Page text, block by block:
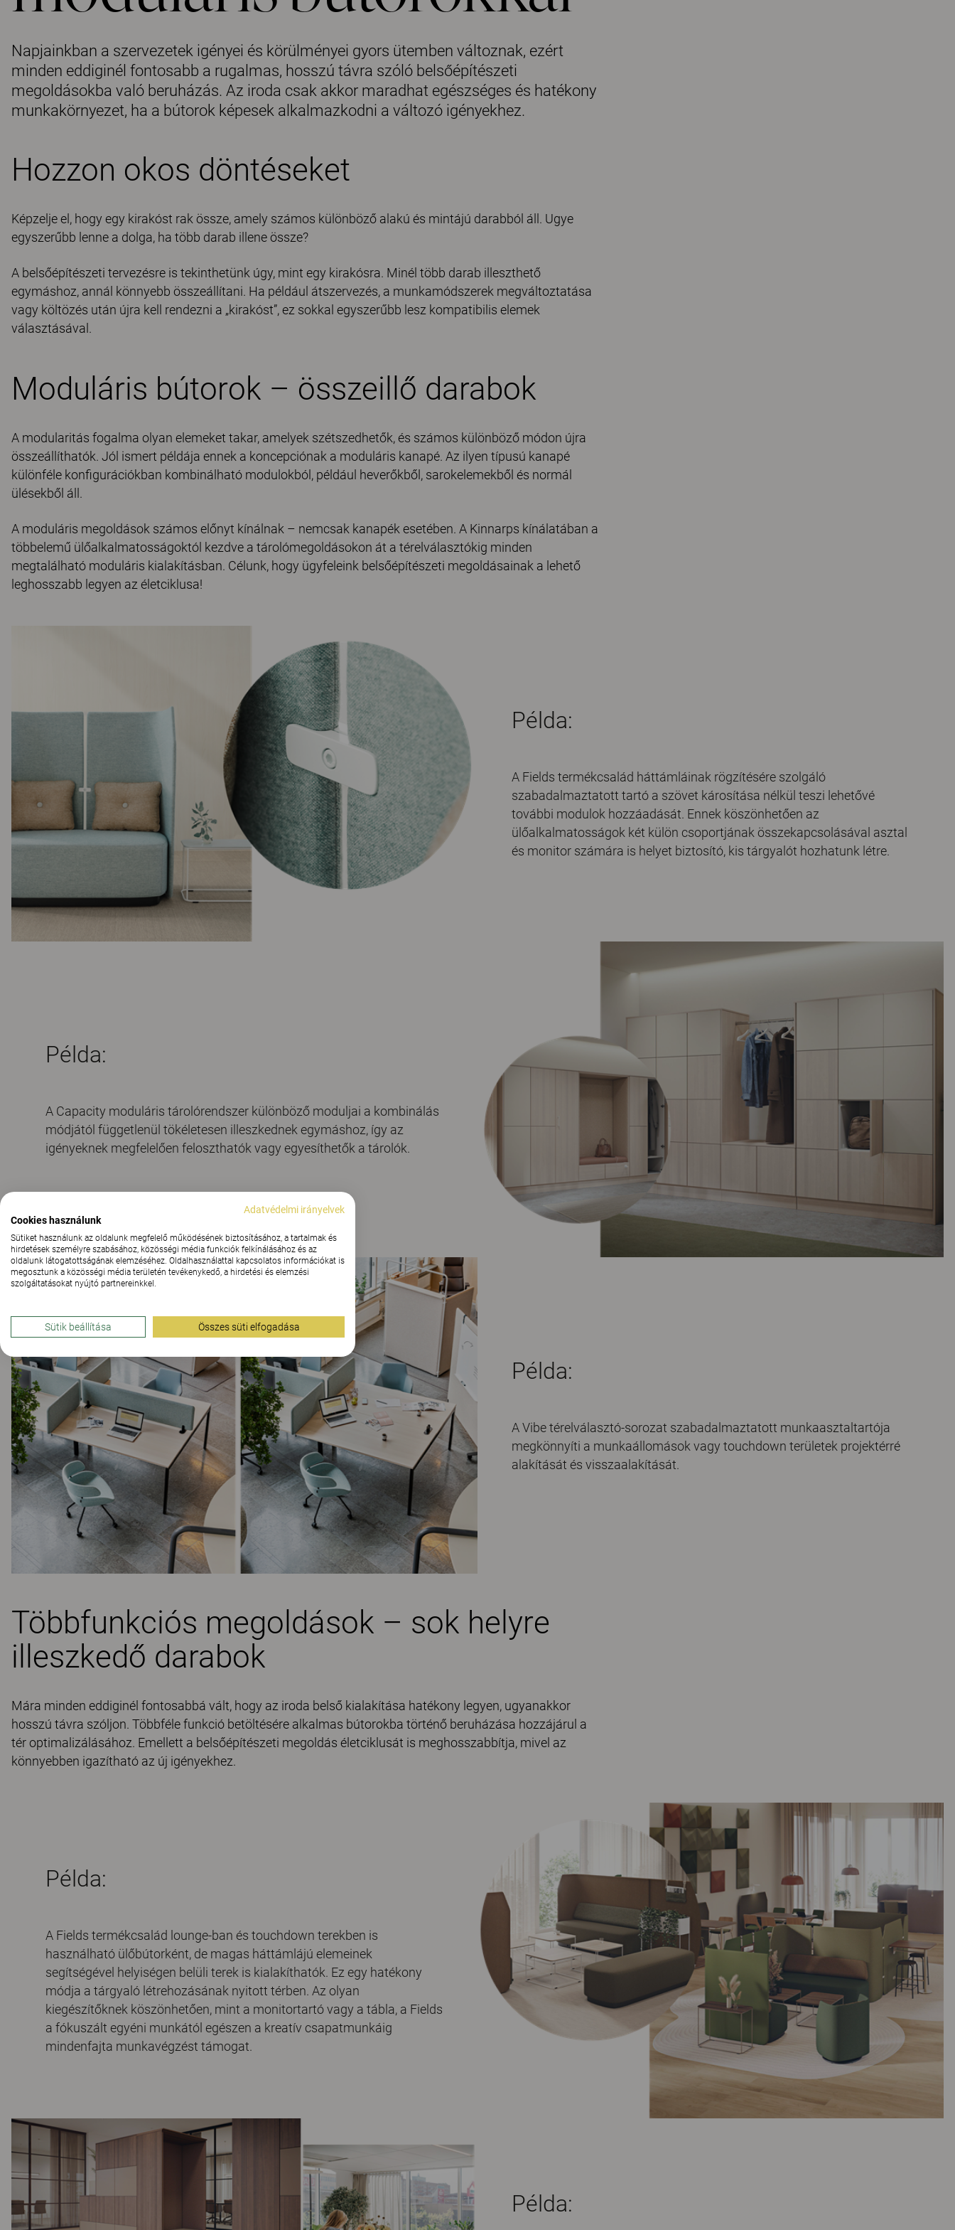
Napjainkban a szervezetek igényei és körülményei gyors ütemben változnak, ezért
minden eddiginél fontosabb a rugalmas, hosszú távra szóló belsőépítészeti
megoldásokba való beruházás. Az iroda csak akkor maradhat egészséges és hatékony
munkakörnyezet, ha a bútorok képesek alkalmazkodni a változó igényekhez.
Hozzon okos döntéseket
Képzelje el, hogy egy kirakóst rak össze, amely számos különböző alakú és mintájú darabból áll. Ugye
egyszerűbb lenne a dolga, ha több darab illene össze?
A belsőépítészeti tervezésre is tekinthetünk úgy, mint egy kirakósra. Minél több darab illeszthető
egymáshoz, annál könnyebb összeállítani. Ha például átszervezés, a munkamódszerek megváltoztatása
vagy költözés után újra kell rendezni a „kirakóst”, ez sokkal egyszerűbb lesz kompatibilis elemek
választásával.
Moduláris bútorok – összeillő darabok
A modularitás fogalma olyan elemeket takar, amelyek szétszedhetők, és számos különböző módon újra
összeállíthatók. Jól ismert példája ennek a koncepciónak a moduláris kanapé. Az ilyen típusú kanapé
különféle konfigurációkban kombinálható modulokból, például heverőkből, sarokelemekből és normál
ülésekből áll.
A moduláris megoldások számos előnyt kínálnak – nemcsak kanapék esetében. A Kinnarps kínálatában a
többelemű ülőalkalmatosságoktól kezdve a tárolómegoldásokon át a térelválasztókig minden
megtalálható moduláris kialakításban. Célunk, hogy ügyfeleink belsőépítészeti megoldásainak a lehető
leghosszabb legyen az életciklusa!
Példa:
A Fields termékcsalád háttámláinak rögzítésére szolgáló
szabadalmaztatott tartó a szövet károsítása nélkül teszi lehetővé
további modulok hozzáadását. Ennek köszönhetően az
ülőalkalmatosságok két külön csoportjának összekapcsolásával asztal
és monitor számára is helyet biztosító, kis tárgyalót hozhatunk létre.
Példa:
A Capacity moduláris tárolórendszer különböző moduljai a kombinálás
módjától függetlenül tökéletesen illeszkednek egymáshoz, így az
igényeknek megfelelően feloszthatók vagy egyesíthetők a tárolók.
Példa:
A Vibe térelválasztó-sorozat szabadalmaztatott munkaasztaltartója
megkönnyíti a munkaállomások vagy touchdown területek projektérré
alakítását és visszaalakítását.
Többfunkciós megoldások – sok helyre
illeszkedő darabok
Mára minden eddiginél fontosabbá vált, hogy az iroda belső kialakítása hatékony legyen, ugyanakkor
hosszú távra szóljon. Többféle funkció betöltésére alkalmas bútorokba történő beruházása hozzájárul a
tér optimalizálásához. Emellett a belsőépítészeti megoldás életciklusát is meghosszabbítja, mivel az
könnyebben igazítható az új igényekhez.
Példa:
A Fields termékcsalád lounge-ban és touchdown terekben is
használható ülőbútorként, de magas háttámlájú elemeinek
segítségével helyiségen belüli terek is kialakíthatók. Ez egy hatékony
módja a tárgyaló létrehozásának nyitott térben. Az olyan
kiegészítőknek köszönhetően, mint a monitortartó vagy a tábla, a Fields
a fókuszált egyéni munkától egészen a kreatív csapatmunkáig
mindenfajta munkavégzést támogat.
Példa:
Adatvédelmi irányelvek
Cookies használunk
Sütiket használunk az oldalunk megfelelő működésének biztosításához, a tartalmak és
hirdetések személyre szabásához, közösségi média funkciók felkínálásához és az
oldalunk látogatottságának elemzéséhez. Oldalhasználattal kapcsolatos információkat is
megosztunk a közösségi média területén tevékenykedő, a hirdetési és elemzési
szolgáltatásokat nyújtó partnereinkkel.
Sütik beállítása Összes süti elfogadása